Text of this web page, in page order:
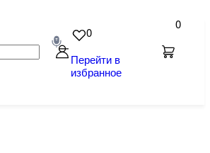
0
Перейти в
избранное
0